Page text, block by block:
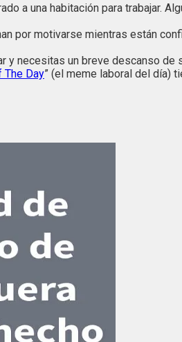
a una habitación para trabajar.
por motivarse mientras están
necesitas un breve descanso
The Day” (el meme laboral del día)